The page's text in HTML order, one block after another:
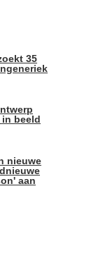
35
beeld
nieuwe
aan